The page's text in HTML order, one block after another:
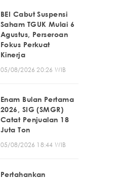
BEI Cabut Suspensi
Saham TGUK Mulai 6
Agustus, Perseroan
Fokus Perkuat
Kinerja
05/08/2026 20:26 WIB
Enam Bulan Pertama
2026, SIG (SMGR)
Catat Penjualan 18
Juta Ton
05/08/2026 18:44 WIB
Pertahankan